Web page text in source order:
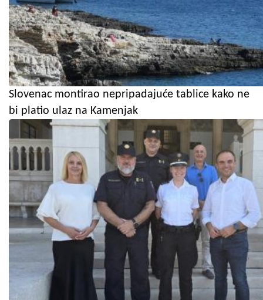
Slovenac montirao nepripadajuće tablice kako ne
bi platio ulaz na Kamenjak